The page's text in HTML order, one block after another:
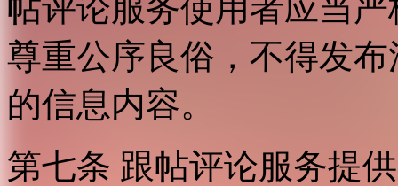
帖评论服务使用者应当
尊重公序良俗，不得发
的信息内容。
第七条 跟帖评论服务提